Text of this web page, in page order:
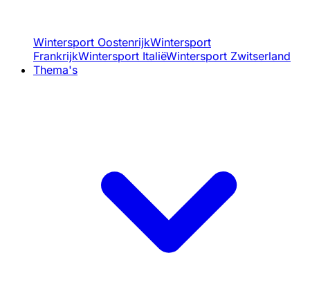
Wintersport OostenrijkWintersport
FrankrijkWintersport ItaliëWintersport Zwitserland
Thema's